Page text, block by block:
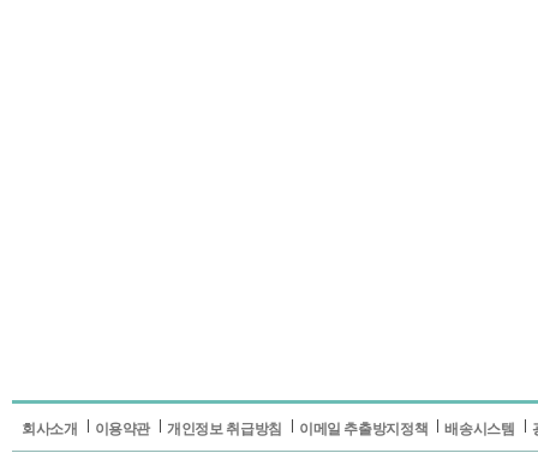
회사소개 이용약관 개인정보 취급방침 이메일 추출방지정책 배송시스템